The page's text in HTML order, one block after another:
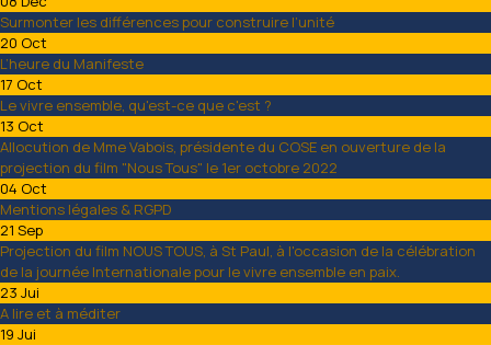
Surmonter les différences pour construire l’unité
20 Oct
L’heure du Manifeste
17 Oct
Le vivre ensemble, qu'est-ce que c'est ?
13 Oct
Allocution de Mme Vabois, présidente du COSE en ouverture de la
projection du film "Nous Tous" le 1er octobre 2022
04 Oct
Mentions légales & RGPD
21 Sep
Projection du film NOUS TOUS, à St Paul, à l'occasion de la célébration
de la journée Internationale pour le vivre ensemble en paix.
23 Jui
A lire et à méditer
19 Jui